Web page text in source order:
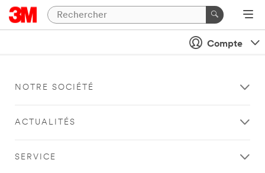
Compte
NOTRE SOCIÉTÉ
ACTUALITÉS
SERVICE